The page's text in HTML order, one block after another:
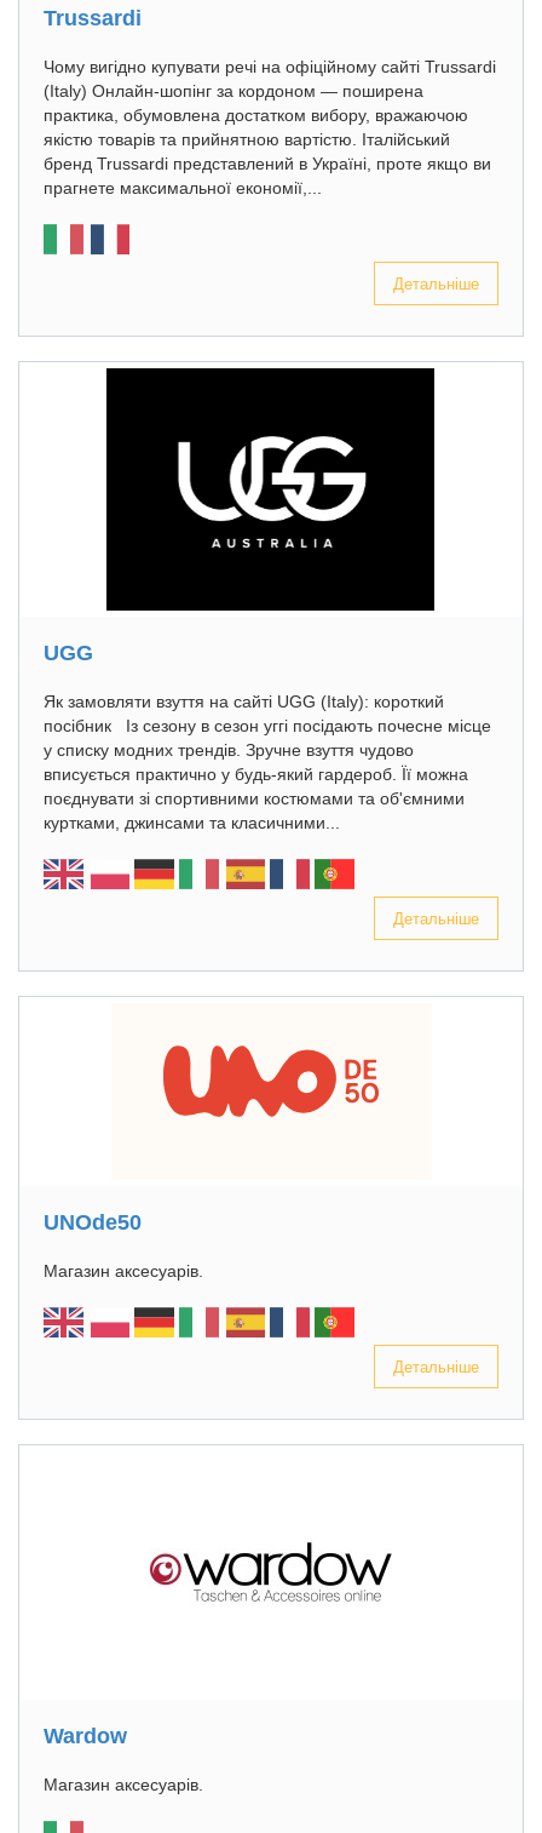
Trussardi
Чому вигідно купувати речі на офіційному сайті Trussardi
(Italy) Онлайн-шопінг за кордоном — поширена
практика, обумовлена достатком вибору, вражаючою
якістю товарів та прийнятною вартістю. Італійський
бренд Trussardi представлений в Україні, проте якщо ви
прагнете максимальної економії,...
Детальніше
UGG
Як замовляти взуття на сайті UGG (Italy): короткий
посібник Із сезону в сезон уггі посідають почесне місце
у списку модних трендів. Зручне взуття чудово
вписується практично у будь-який гардероб. Її можна
поєднувати зі спортивними костюмами та об'ємними
куртками, джинсами та класичними...
Детальніше
UNOde50
Магазин аксесуарів.
Детальніше
Wardow
Магазин аксесуарів.